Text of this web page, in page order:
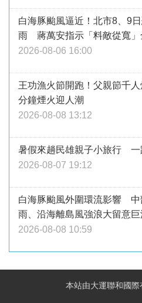
白海豚颱風逼近！北市8、9
雨 蔣萬安指示「料敵從寬」
2026-08-06 16:00
王功漁火節開跑！父親節千
分鐘煙火迎人潮
2026-08-08 13:12
暑假來趟民雄親子小旅行 一
2026-08-07 19:12
白海豚颱風外圍環流影響 中
雨、沿海離島風強浪大留意巨
2026-08-08 10:59
本站由大運聯和國